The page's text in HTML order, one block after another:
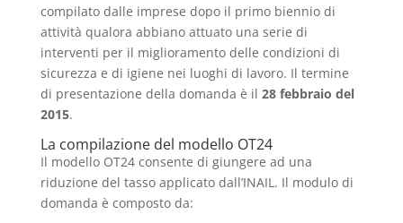
compilato dalle imprese dopo il primo biennio di
attività qualora abbiano attuato una serie di
interventi per il miglioramento delle condizioni di
sicurezza e di igiene nei luoghi di lavoro. Il termine
di presentazione della domanda è il 28 febbraio del
2015.
La compilazione del modello OT24
Il modello OT24 consente di giungere ad una
riduzione del tasso applicato dall’INAIL. Il modulo di
domanda è composto da: